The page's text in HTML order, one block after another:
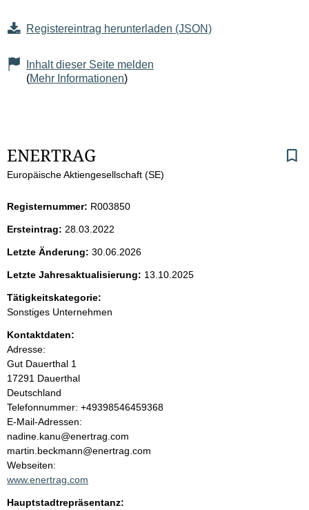
Registereintrag herunterladen (JSON)
Inhalt dieser Seite melden
(Mehr Informationen)
S
e
i
t
e
n
i
n
h
a
l
t
ENERTRAG
Europäische Aktiengesellschaft (SE)
Registernummer: R003850
Ersteintrag: 28.03.2022
Letzte Änderung: 30.06.2026
Letzte Jahresaktualisierung: 13.10.2025
Tätigkeitskategorie:
Sonstiges Unternehmen
Kontaktdaten:
Adresse:
Gut Dauerthal 1
17291 Dauerthal
Deutschland
K
o
n
t
a
k
Telefonnummer: +49398546459368
E-Mail-Adressen:
nadine.kanu@enertrag.com
martin.beckmann@enertrag.com
Webseiten:
www.enertrag.com
Hauptstadtrepräsentanz: